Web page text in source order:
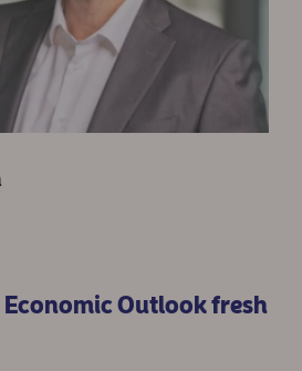
Economic Outlook fresh